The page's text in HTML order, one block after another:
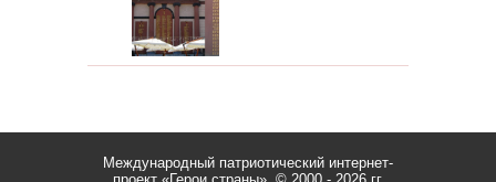
Международный патриотический интернет-